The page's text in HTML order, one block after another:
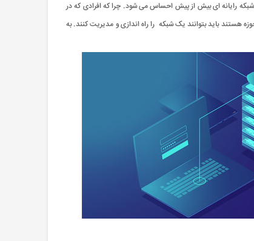
رایانه ای بیش از پیش احساس می شود. چرا که افرادی که در
هستند باید بتوانند یک شبکه را راه اندازی و مدیریت کنند. به